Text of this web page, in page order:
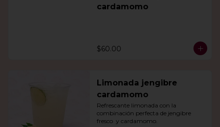
cardamomo
$60.00
Limonada jengibre
cardamomo
Refrescante limonada con la
combinación perfecta de jengibre
fresco  y cardamomo.